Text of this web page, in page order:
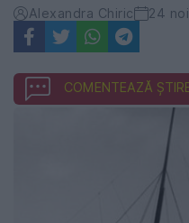
Alexandra Chiric 24
COMENTEAZĂ